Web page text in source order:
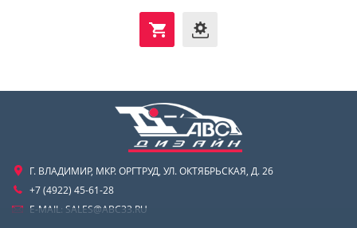
Г. ВЛАДИМИР, МКР. ОРГТРУД, УЛ. ОКТЯБРЬСКАЯ, Д. 26
+7 (4922) 45-61-28
E-MAIL: SALES@ABC33.RU